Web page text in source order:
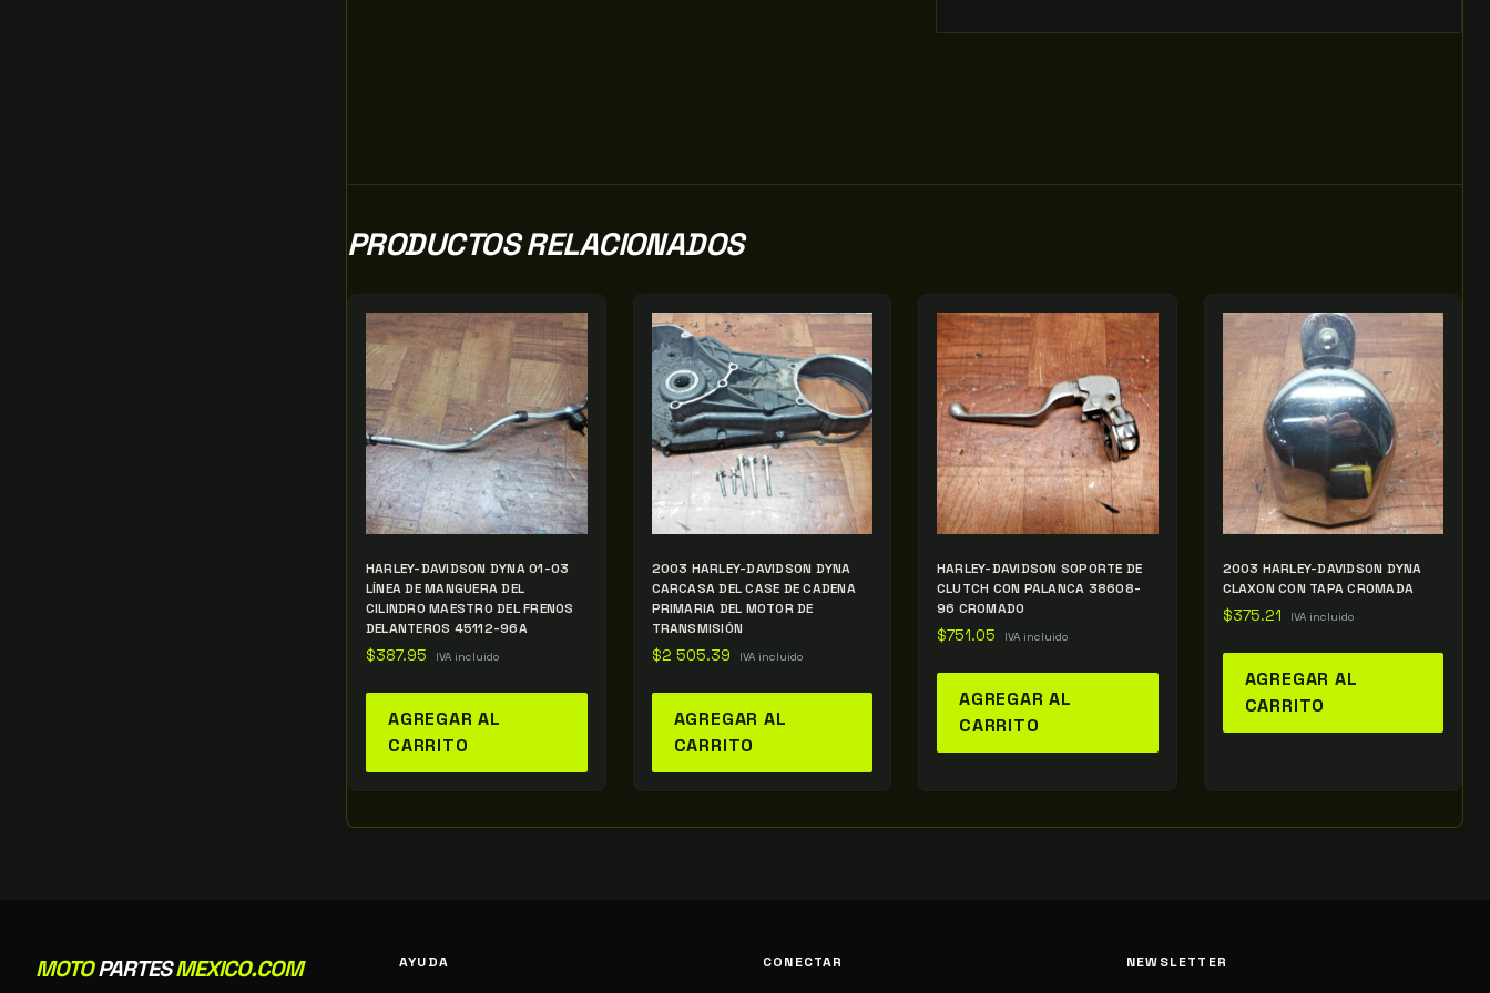
PRODUCTOS RELACIONADOS
HARLEY-DAVIDSON DYNA 01-03
LÍNEA DE MANGUERA DEL
CILINDRO MAESTRO DEL FRENOS
DELANTEROS 45112-96A
$387.95 IVA incluido
AGREGAR AL
CARRITO
2003 HARLEY-DAVIDSON DYNA
CARCASA DEL CASE DE CADENA
PRIMARIA DEL MOTOR DE
TRANSMISIÓN
$2 505.39 IVA incluido
AGREGAR AL
CARRITO
HARLEY-DAVIDSON SOPORTE DE
CLUTCH CON PALANCA 38608-
96 CROMADO
$751.05 IVA incluido
AGREGAR AL
CARRITO
2003 HARLEY-DAVIDSON DYNA
CLAXON CON TAPA CROMADA
$375.21 IVA incluido
AGREGAR AL
CARRITO
MOTOPARTESMEXICO.COM AYUDA CONECTAR NEWSLETTER